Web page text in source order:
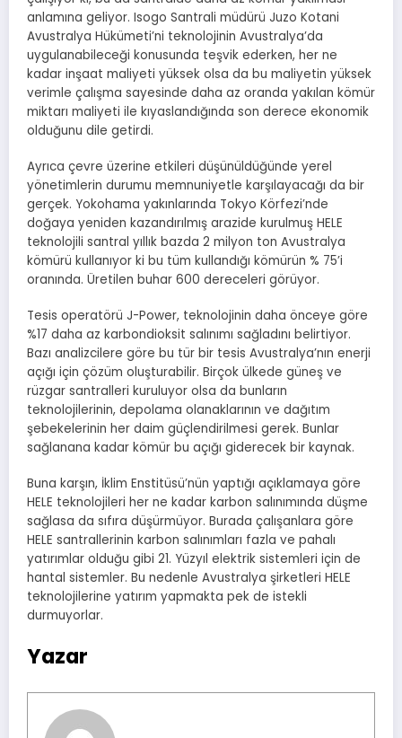
anlamına geliyor. Isogo Santrali müdürü Juzo Kotani
Avustralya Hükümeti’ni teknolojinin Avustralya’da
uygulanabileceği konusunda teşvik ederken, her ne
kadar inşaat maliyeti yüksek olsa da bu maliyetin yüksek
verimle çalışma sayesinde daha az oranda yakılan kömür
miktarı maliyeti ile kıyaslandığında son derece ekonomik
olduğunu dile getirdi.
Ayrıca çevre üzerine etkileri düşünüldüğünde yerel
yönetimlerin durumu memnuniyetle karşılayacağı da bir
gerçek. Yokohama yakınlarında Tokyo Körfezi’nde
doğaya yeniden kazandırılmış arazide kurulmuş HELE
teknolojili santral yıllık bazda 2 milyon ton Avustralya
kömürü kullanıyor ki bu tüm kullandığı kömürün % 75’i
oranında. Üretilen buhar 600 dereceleri görüyor.
Tesis operatörü J-Power, teknolojinin daha önceye göre
%17 daha az karbondioksit salınımı sağladını belirtiyor.
Bazı analizcilere göre bu tür bir tesis Avustralya’nın enerji
açığı için çözüm oluşturabilir. Birçok ülkede güneş ve
rüzgar santralleri kuruluyor olsa da bunların
teknolojilerinin, depolama olanaklarının ve dağıtım
şebekelerinin her daim güçlendirilmesi gerek. Bunlar
sağlanana kadar kömür bu açığı giderecek bir kaynak.
Buna karşın, İklim Enstitüsü’nün yaptığı açıklamaya göre
HELE teknolojileri her ne kadar karbon salınımında düşme
sağlasa da sıfıra düşürmüyor. Burada çalışanlara göre
HELE santrallerinin karbon salınımları fazla ve pahalı
yatırımlar olduğu gibi 21. Yüzyıl elektrik sistemleri için de
hantal sistemler. Bu nedenle Avustralya şirketleri HELE
teknolojilerine yatırım yapmakta pek de istekli
durmuyorlar.
Yazar